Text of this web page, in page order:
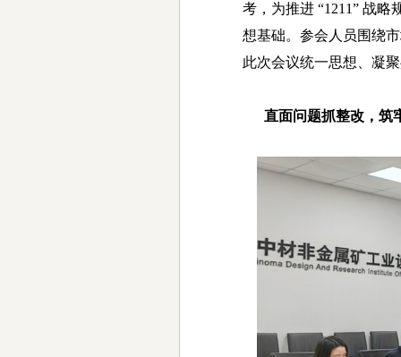
考，为推进 “1211” 战
想基础。参会人员围绕
此次会议统一思想、凝
直面问题抓整改，筑